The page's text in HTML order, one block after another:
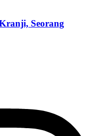
Seorang